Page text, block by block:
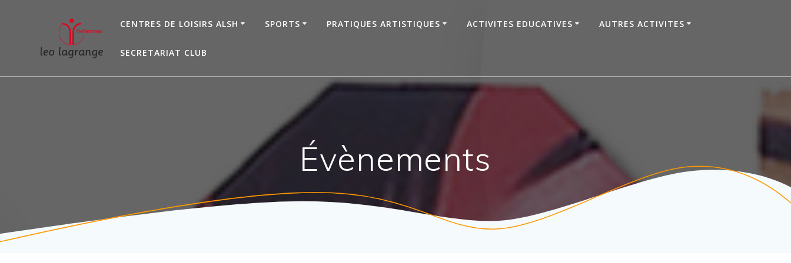
CENTRES DE LOISIRS ALSH SPORTS PRATIQUES ARTISTIQUES ACTIVITES EDUCATIVES AUTRES ACTIVITES
SECRETARIAT CLUB
Évènements